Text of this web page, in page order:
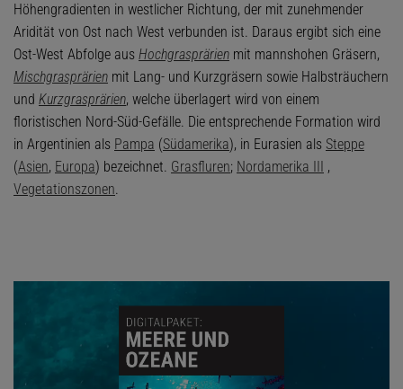
Höhengradienten in westlicher Richtung, der mit zunehmender
Aridität von Ost nach West verbunden ist. Daraus ergibt sich eine
Ost-West Abfolge aus Hochgrasprärien mit mannshohen Gräsern,
Mischgrasprärien mit Lang- und Kurzgräsern sowie Halbsträuchern
und Kurzgrasprärien, welche überlagert wird von einem
floristischen Nord-Süd-Gefälle. Die entsprechende Formation wird
in Argentinien als Pampa (Südamerika), in Eurasien als Steppe
(Asien, Europa) bezeichnet. Grasfluren; Nordamerika III ,
Vegetationszonen.